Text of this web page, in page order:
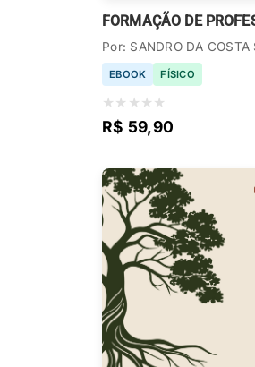
Por: SANDRO DA COSTA
EBOOK FÍSICO
★ ★ ★ ★ ★
R$ 59,90